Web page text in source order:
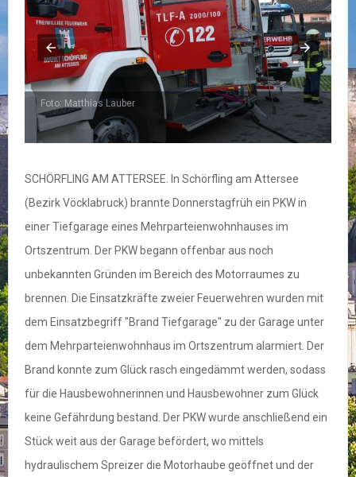
Foto: Matthias Lauber
SCHÖRFLING AM ATTERSEE. In Schörfling am Attersee
(Bezirk Vöcklabruck) brannte Donnerstagfrüh ein PKW in
einer Tiefgarage eines Mehrparteienwohnhauses im
Ortszentrum. Der PKW begann offenbar aus noch
unbekannten Gründen im Bereich des Motorraumes zu
brennen. Die Einsatzkräfte zweier Feuerwehren wurden mit
dem Einsatzbegriff "Brand Tiefgarage" zu der Garage unter
dem Mehrparteienwohnhaus im Ortszentrum alarmiert. Der
Brand konnte zum Glück rasch eingedämmt werden, sodass
für die Hausbewohnerinnen und Hausbewohner zum Glück
keine Gefährdung bestand. Der PKW wurde anschließend ein
Stück weit aus der Garage befördert, wo mittels
hydraulischem Spreizer die Motorhaube geöffnet und der